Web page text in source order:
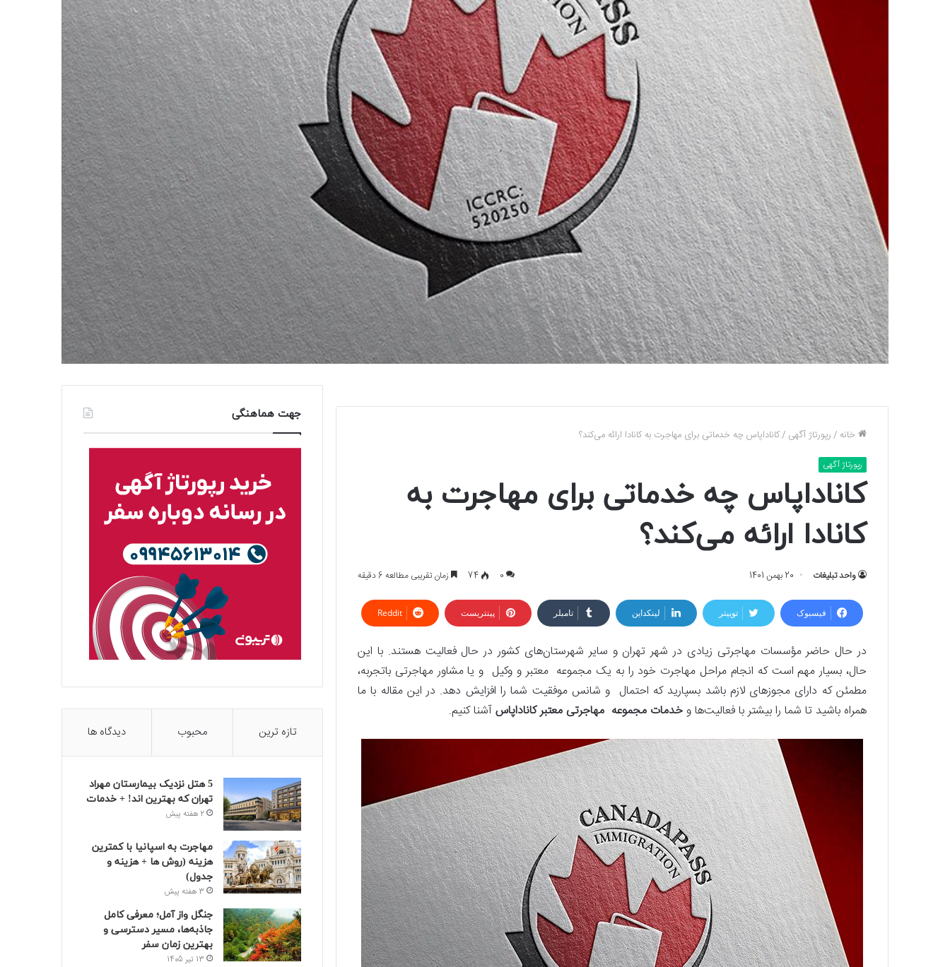
خانه /رپورتاژ آگهی /کاناداپاس چه خدماتی برای مهاجرت به کانادا ارائه می‌کند؟
رپورتاژ آگهی
کاناداپاس چه خدماتی برای مهاجرت به
کانادا ارائه می‌کند؟
واحد تبلیغات 20 بهمن 1401 0
74 زمان تقریبی مطالعه 6 دقیقه
فیسبوک توییتر لینکداین تامبلر پینتریست Reddit
در حال حاضر مؤسسات مهاجرتی زیادی در شهر تهران و سایر شهرستان‌های کشور در حال فعالیت هستند. با این
‌حال، بسیار مهم است که انجام مراحل مهاجرت خود را به یک مجموعه معتبر و وکیل و یا مشاور مهاجرتی باتجربه‌،
مطمئن که دارای مجوزهای لازم باشد بسپارید که احتمال و شانس موفقیت شما را افزایش دهد. در این مقاله با ما
همراه باشید تا شما را بیشتر با فعالیت‌ها وخدمات مجموعه مهاجرتی معتبر کاناداپاسآشنا کنیم.
جهت هماهنگی
تازه ترین محبوب دیدگاه ها
5 هتل نزدیک بیمارستان مهراد
تهران که بهترین‌ اند! + خدمات
2 هفته پیش
مهاجرت به اسپانیا با کمترین
هزینه (روش ها + هزینه و
جدول)
3 هفته پیش
جنگل واز آمل؛ معرفی کامل
جاذبه‌ها، مسیر دسترسی و
بهترین زمان سفر
13 تیر 1405